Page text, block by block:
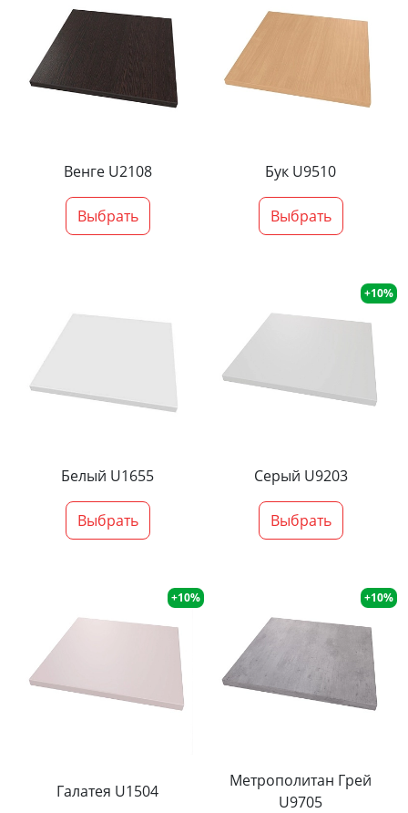
Венге U2108
Выбрать
Бук U9510
Выбрать
Белый U1655
Выбрать
+10%
Серый U9203
Выбрать
+10%
Галатея U1504
+10%
Метрополитан Грей
U9705